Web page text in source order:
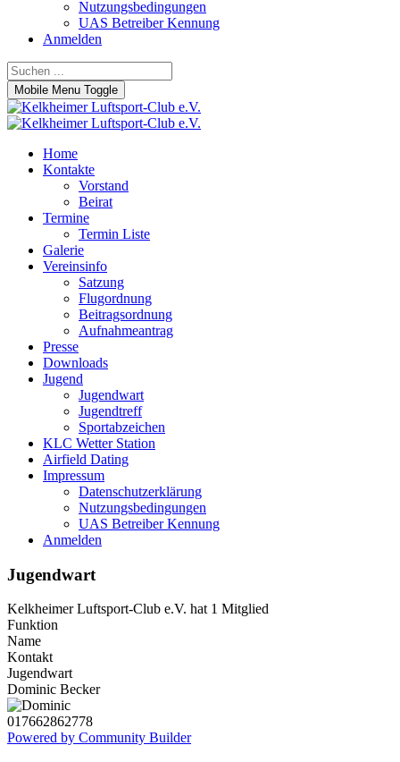
Nutzungsbedingungen
UAS Betreiber Kennung
Anmelden
Mobile Menu Toggle
Home
Kontakte
Vorstand
Beirat
Termine
Termin Liste
Galerie
Vereinsinfo
Satzung
Flugordnung
Beitragsordnung
Aufnahmeantrag
Presse
Downloads
Jugend
Jugendwart
Jugendtreff
Sportabzeichen
KLC Wetter Station
Airfield Dating
Impressum
Datenschutzerklärung
Nutzungsbedingungen
UAS Betreiber Kennung
Anmelden
Jugendwart
Kelkheimer Luftsport-Club e.V. hat 1 Mitglied
Funktion
Name
Kontakt
Jugendwart
Dominic Becker
017662862778
Powered by Community Builder